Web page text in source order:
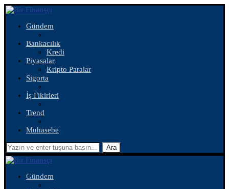
Gündem
Bankacılık
Kredi
Piyasalar
Kripto Paralar
Sigorta
İş Fikirleri
Trend
Muhasebe
Ara
Gündem